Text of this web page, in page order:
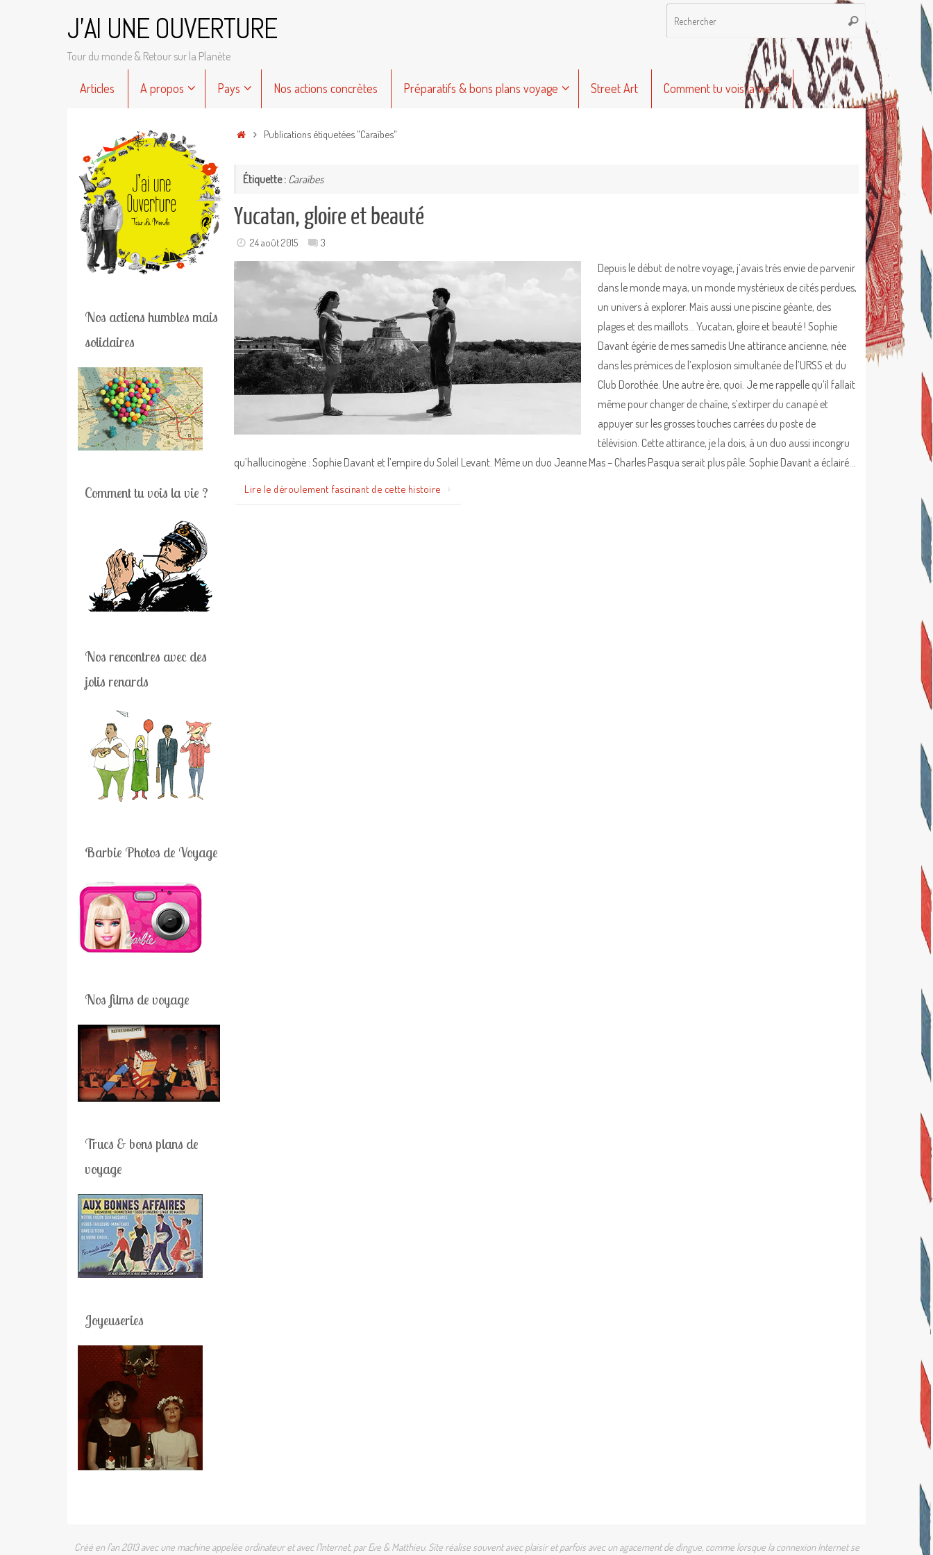
J'AI UNE OUVERTURE
Tour du monde & Retour sur la Planète
pour
Rechercher
Articles A propos Pays Nos actions concrètes Préparatifs & bons plans voyage Street Art Comment tu vois la vie ?
AccueilPublications étiquetées "Caraïbes"
Étiquette : Caraïbes
Yucatan, gloire et beauté
24 août 2015 3
Depuis le début de notre voyage, j’avais très envie de parvenir
dans le monde maya, un monde mystérieux de cités perdues,
un univers à explorer. Mais aussi une piscine géante, des
plages et des maillots… Yucatan, gloire et beauté ! Sophie
Davant égérie de mes samedis Une attirance ancienne, née
dans les prémices de l’explosion simultanée de l’URSS et du
Club Dorothée. Une autre ère, quoi. Je me rappelle qu’il fallait
même pour changer de chaîne, s’extirper du canapé et
appuyer sur les grosses touches carrées du poste de
télévision. Cette attirance, je la dois, à un duo aussi incongru
qu’hallucinogène : Sophie Davant et l’empire du Soleil Levant. Même un duo Jeanne Mas – Charles Pasqua serait plus pâle. Sophie Davant a éclairé…
Lire le déroulement fascinant de cette histoire
Nos actions humbles mais
solidaires
Comment tu vois la vie ?
Nos rencontres avec des
jolis renards
Barbie Photos de Voyage
Nos films de voyage
Trucs & bons plans de
voyage
Joyeuseries
Créé en l'an 2013 avec une machine appelée ordinateur et avec l'Internet, par Eve & Matthieu. Site réalise souvent avec plaisir et parfois avec un agacement de dingue, comme lorsque la connexion Internet se